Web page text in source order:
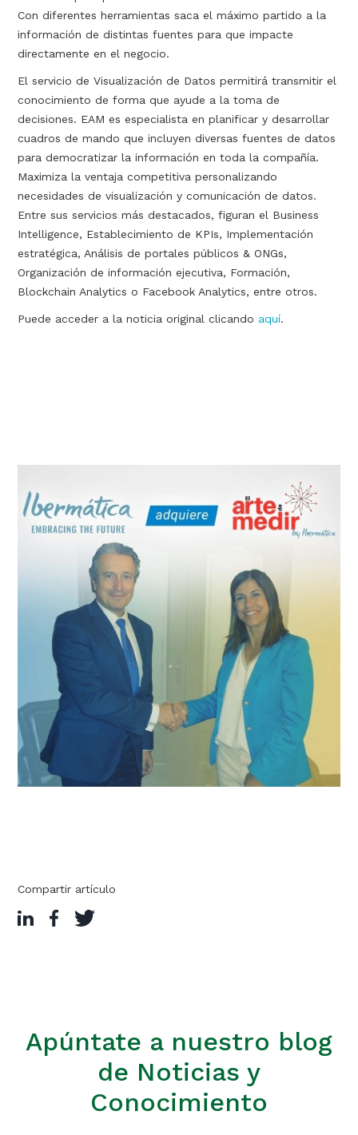
Con diferentes herramientas saca el máximo partido a la
información de distintas fuentes para que impacte
directamente en el negocio.
El servicio de Visualización de Datos permitirá transmitir el
conocimiento de forma que ayude a la toma de
decisiones. EAM es especialista en planificar y desarrollar
cuadros de mando que incluyen diversas fuentes de datos
para democratizar la información en toda la compañía.
Maximiza la ventaja competitiva personalizando
necesidades de visualización y comunicación de datos.
Entre sus servicios más destacados, figuran el Business
Intelligence, Establecimiento de KPIs, Implementación
estratégica, Análisis de portales públicos & ONGs,
Organización de información ejecutiva, Formación,
Blockchain Analytics o Facebook Analytics, entre otros.
Puede acceder a la noticia original clicando aquí.
Compartir artículo
Apúntate a nuestro blog
de Noticias y
Conocimiento